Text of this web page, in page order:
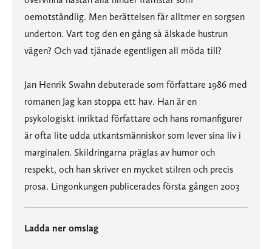
oemotståndlig. Men berättelsen får alltmer en sorgsen
underton. Vart tog den en gång så älskade hustrun
vägen? Och vad tjänade egentligen all möda till?
Jan Henrik Swahn debuterade som författare 1986 med
romanen Jag kan stoppa ett hav. Han är en
psykologiskt inriktad författare och hans romanfigurer
är ofta lite udda utkantsmänniskor som lever sina liv i
marginalen. Skildringarna präglas av humor och
respekt, och han skriver en mycket stilren och precis
prosa. Lingonkungen publicerades första gången 2003
Ladda ner omslag